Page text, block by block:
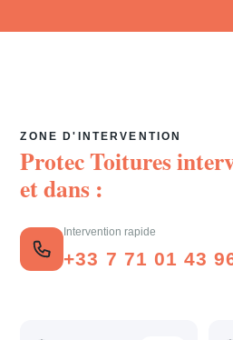
ZONE D'INTERVENTION
Protec Toitures
et dans :
Intervention rapide
+33 7 71 01 43